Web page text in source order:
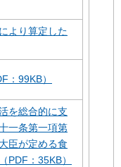
より算定した
：99KB）
を総合的に支
一条第一項第
臣が定める食
PDF：35KB）